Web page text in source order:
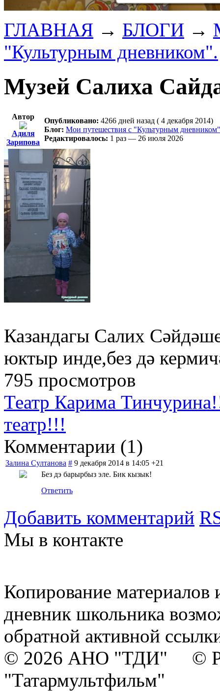
ГЛАВНАЯ → БЛОГИ →
"Культурным дневником".
Музей Салиха
Автор
Адиля
Зарипова
Опубликовано: 4266 дней назад ( 4 декабря 2014)
Блог: Мои путешествия с "Культурным
Редактировалось: 1 раз — 26 июля 2026
Казандагы Салих
юктыр инде,без дә
795 просмотров
Театр Карима
театр!!!
Комментарии (1 )
Залина Султанова # 9 декабря 2014 в 14:05 +21
Без дэ барырбыз эле. Бик кызык!
Ответить
Добавить комментарий
Мы в контакте
Копирование материалов
дневник школьника
обратной активной
© 2026 АНО "ТДИ" ©
"Татармультфильм"